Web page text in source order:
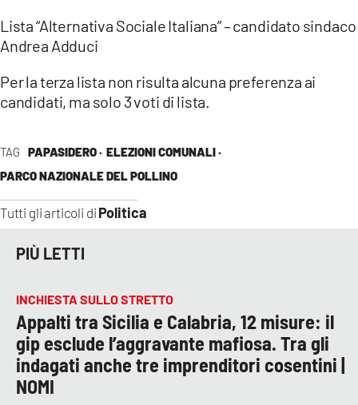
TAG PAPASIDERO · ELEZIONI COMUNALI ·
PARCO NAZIONALE DEL POLLINO
Tutti gli articoli di Politica
Lista “Alternativa Sociale Italiana” – candidato sindaco
Andrea Adduci
Per la terza lista non risulta alcuna preferenza ai
candidati, ma solo 3 voti di lista.
PIÙ LETTI
INCHIESTA SULLO STRETTO
Appalti tra Sicilia e Calabria, 12 misure: il
gip esclude l’aggravante mafiosa. Tra gli
indagati anche tre imprenditori cosentini |
NOMI